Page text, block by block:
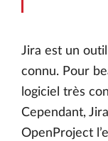
Jira est un
connu. Pour
logiciel très
Cependant,
OpenProject